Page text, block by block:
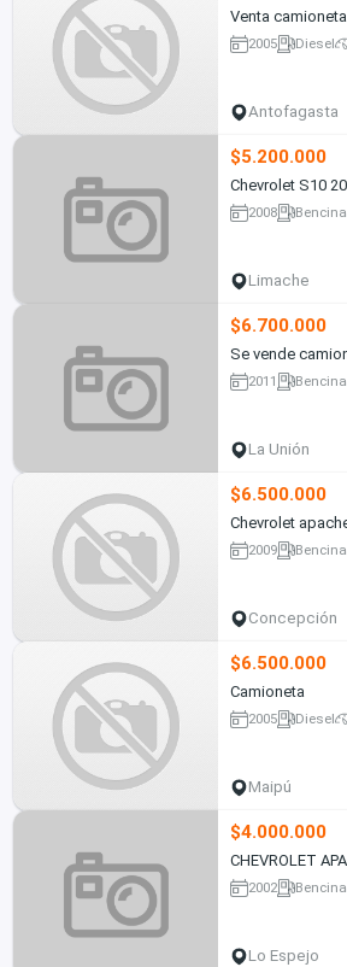
Venta camioneta
2005 Diesel
Antofagasta
$5.200.000
Chevrolet S10
2008 Bencina
Limache
$6.700.000
Se vende
2011 Bencina
La Unión
$6.500.000
Chevrolet
2009 Bencina
Concepción
$6.500.000
Camioneta
2005 Diesel
Maipú
$4.000.000
CHEVROLET
2002 Bencina
Lo Espejo